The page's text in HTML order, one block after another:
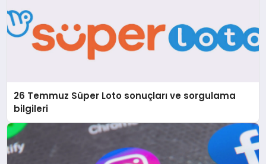
26 Temmuz Süper Loto sonuçları ve sorgulama
bilgileri